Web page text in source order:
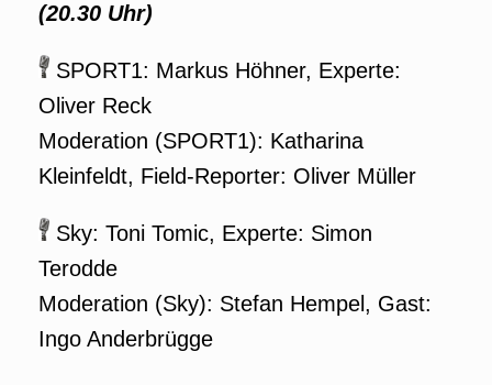
(20.30 Uhr)
SPORT1: Markus Höhner, Experte:
Oliver Reck
Moderation (SPORT1): Katharina
Kleinfeldt, Field-Reporter: Oliver Müller
Sky: Toni Tomic, Experte: Simon
Terodde
Moderation (Sky): Stefan Hempel, Gast:
Ingo Anderbrügge